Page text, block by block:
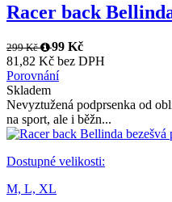
Racer back
299 Kč
99 Kč
81,82 Kč bez DPH
Porovnání
Skladem
Nevyztužená podprsenka od
na sport, ale i běžn...
Dostupné velikosti:
M, L, XL